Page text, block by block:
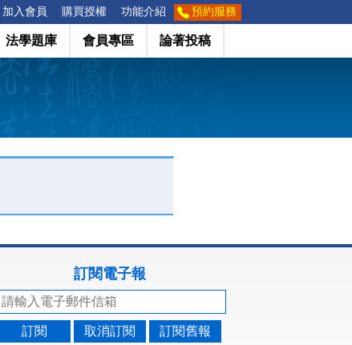
加入會員 購買授權 功能介紹 預約服務
法學題庫 會員專區 論著投稿
訂閱電子報
訂閱 取消訂閱 訂閱舊報